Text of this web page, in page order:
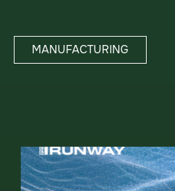
MANUFACTURING